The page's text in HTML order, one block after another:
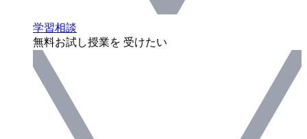
学習相談
無料お試し授業を 受けたい